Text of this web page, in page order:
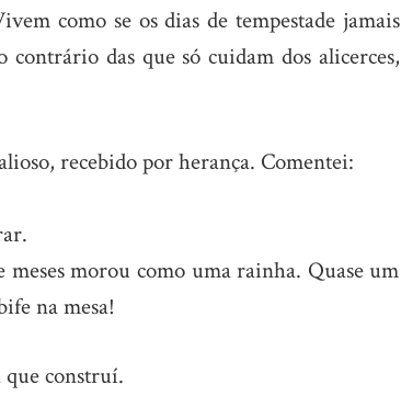
como se os dias de tempestade jamais
contrário das que só cuidam dos alicerces,
recebido por herança. Comentei:
morou como uma rainha. Quase um
na mesa!
que construí.